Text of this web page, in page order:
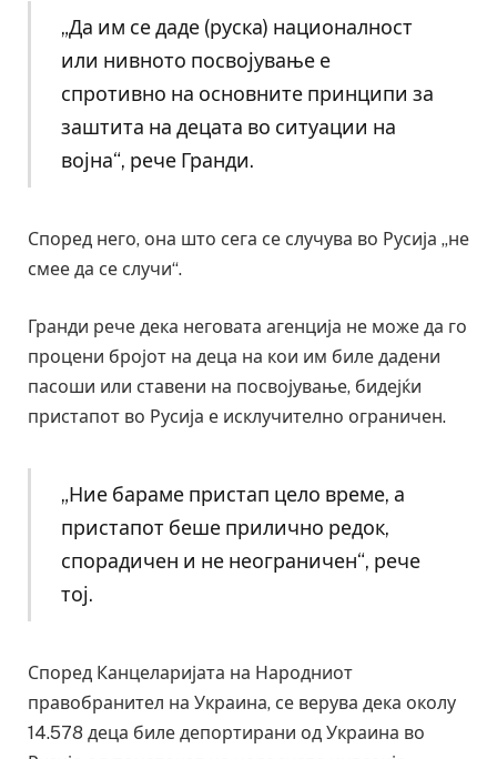
„Да им се даде (руска) националност
или нивното посвојување е
спротивно на основните принципи за
заштита на децата во ситуации на
војна“, рече Гранди.
Според него, она што сега се случува во Русија „не
смее да се случи“.
Гранди рече дека неговата агенција не може да го
процени бројот на деца на кои им биле дадени
пасоши или ставени на посвојување, бидејќи
пристапот во Русија е исклучително ограничен.
„Ние бараме пристап цело време, а
пристапот беше прилично редок,
спорадичен и не неограничен“, рече
тој.
Според Канцеларијата на Народниот
правобранител на Украина, се верува дека околу
14.578 деца биле депортирани од Украина во